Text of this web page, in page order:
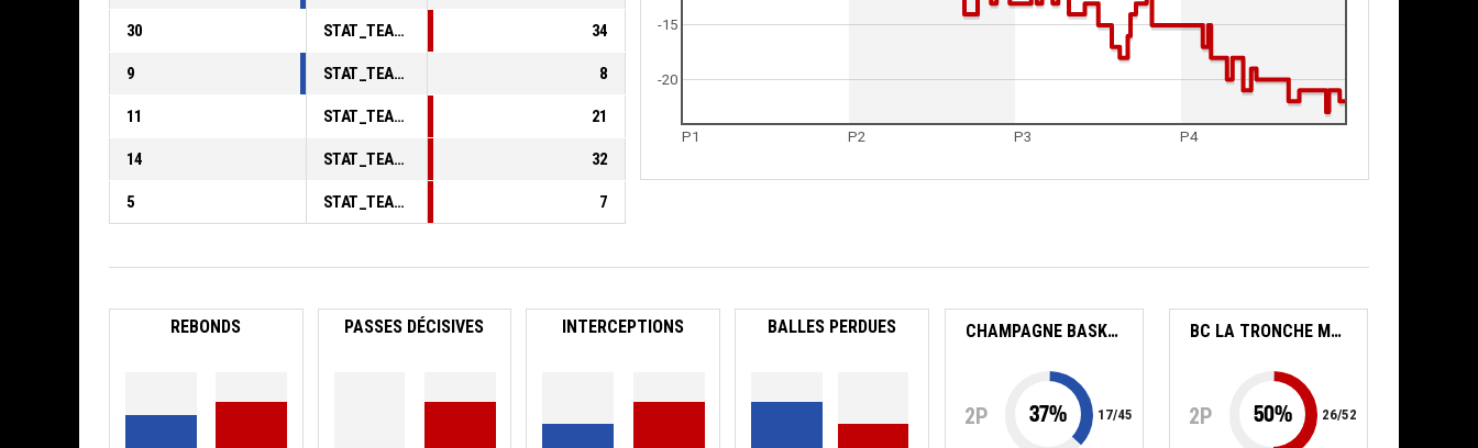
30 STAT_TEAMMATCH_BASKETBALL_sPointsInThePaint_ABBREV 34
9 STAT_TEAMMATCH_BASKETBALL_sPointsSecondChance_ABBREV 8
11 STAT_TEAMMATCH_BASKETBALL_sPointsFromTurnovers_ABBREV 21
14 STAT_TEAMMATCH_BASKETBALL_sBenchPoints_ABBREV 32
5 STAT_TEAMMATCH_BASKETBALL_sPointsFastBreak_ABBREV 7
P1 P2 P3 P4
-20
-15
REBONDS PASSES DÉCISIVES INTERCEPTIONS BALLES PERDUES CHAMPAGNE BASKET FÉMININ
2P 37% 17/45
BC LA TRONCHE MEYLAN
2P 50% 26/52